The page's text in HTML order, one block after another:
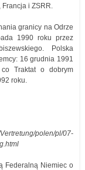
Francja i ZSRR.
granicy na Odrze
1990 roku przez
Polska
16 grudnia 1991
Traktat o dobrym
roku.
polen/pl/07-
Federalną Niemiec o